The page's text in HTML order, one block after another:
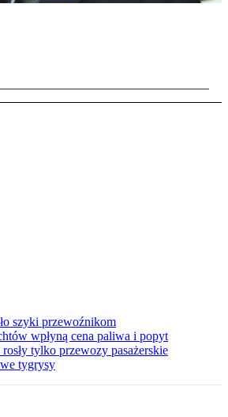
szyki przewoźnikom
wpłyną cena paliwa i popyt
tylko przewozy pasażerskie
tygrysy